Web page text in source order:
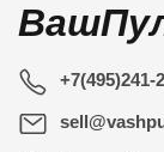
+7(495)241-